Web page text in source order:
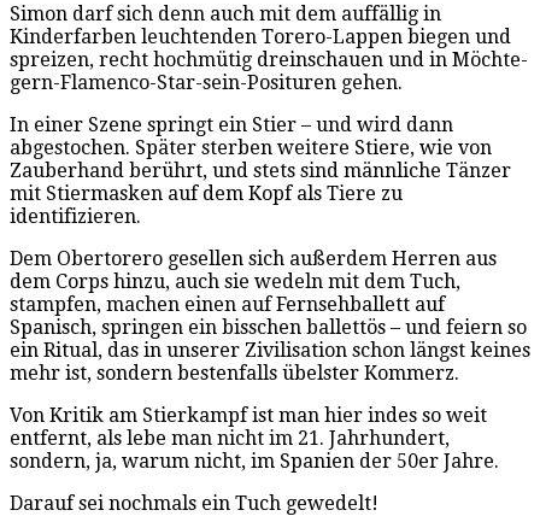
Simon darf sich denn auch mit dem auffällig in
Kinderfarben leuchtenden Torero-Lappen biegen und
spreizen, recht hochmütig dreinschauen und in Möchte-
gern-Flamenco-Star-sein-Posituren gehen.
In einer Szene springt ein Stier – und wird dann
abgestochen. Später sterben weitere Stiere, wie von
Zauberhand berührt, und stets sind männliche Tänzer
mit Stiermasken auf dem Kopf als Tiere zu
identifizieren.
Dem Obertorero gesellen sich außerdem Herren aus
dem Corps hinzu, auch sie wedeln mit dem Tuch,
stampfen, machen einen auf Fernsehballett auf
Spanisch, springen ein bisschen ballettös – und feiern so
ein Ritual, das in unserer Zivilisation schon längst keines
mehr ist, sondern bestenfalls übelster Kommerz.
Von Kritik am Stierkampf ist man hier indes so weit
entfernt, als lebe man nicht im 21. Jahrhundert,
sondern, ja, warum nicht, im Spanien der 50er Jahre.
Darauf sei nochmals ein Tuch gewedelt!